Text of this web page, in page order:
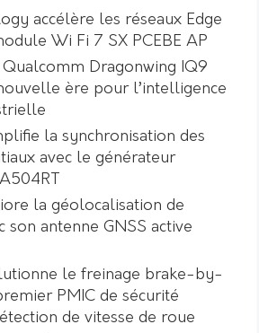
accélère les réseaux Edge
Wi Fi 7 SX PCEBE AP
Dragonwing IQ9
ère pour l’intelligence
la synchronisation des
avec le générateur
la géolocalisation de
son antenne GNSS active
le freinage brake-by-
PMIC de sécurité
de vitesse de roue